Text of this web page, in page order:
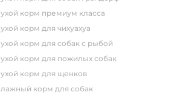
сухой корм премиум класса
сухой корм для чихуахуа
сухой корм для собак с рыбой
сухой корм для пожилых собак
сухой корм для щенков
влажный корм для собак